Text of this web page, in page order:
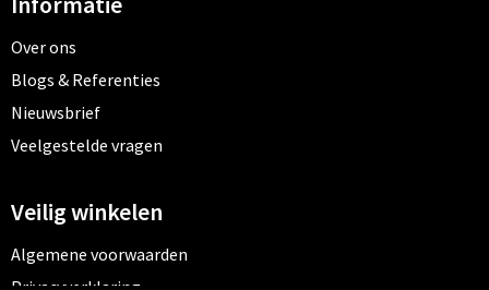
Over ons
Blogs & Referenties
Nieuwsbrief
Veelgestelde vragen
Veilig winkelen
Algemene voorwaarden